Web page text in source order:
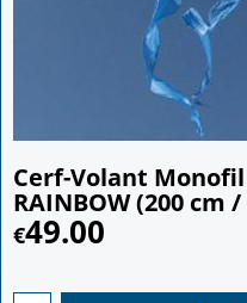
Cerf-Volant Monofil
RAINBOW (200 cm
€49.00